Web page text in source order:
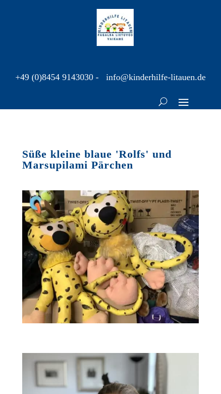
+49 (0)8454 9143030 - info@kinderhilfe-litauen.de
Süße kleine blaue 'Rolfs' und
Marsupilami Pärchen